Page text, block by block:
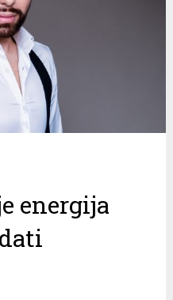
energija